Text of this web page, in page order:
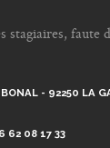
stagiaires, faute
- 92250 LA
62 08 17 33